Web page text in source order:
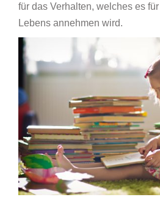
für das Verhalten, welches es
Lebens annehmen wird.